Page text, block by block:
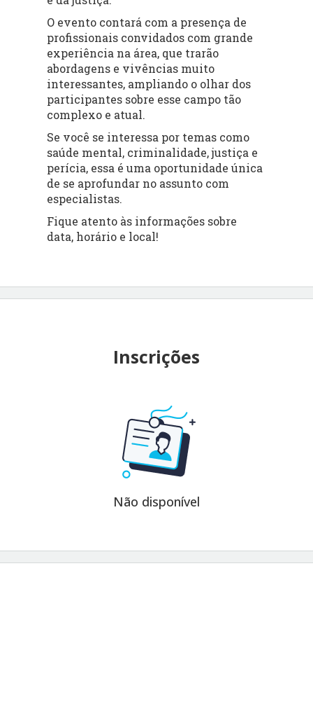
O evento contará com a presença de
profissionais convidados com grande
experiência na área, que trarão
abordagens e vivências muito
interessantes, ampliando o olhar dos
participantes sobre esse campo tão
complexo e atual.
Se você se interessa por temas como
saúde mental, criminalidade, justiça e
perícia, essa é uma oportunidade única
de se aprofundar no assunto com
especialistas.
Fique atento às informações sobre
data, horário e local!
Inscrições
Não disponível